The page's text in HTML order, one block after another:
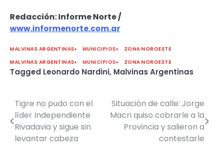
Redacción: Informe Norte /
www.informenorte.com.ar
MALVINAS ARGENTINAS MUNICIPIOS
ZONA NOROESTE
MALVINAS ARGENTINAS
MUNICIPIOS ZONA NOROESTE
Tagged Leonardo Nardini, Malvinas Argentinas
Navegación
de
entradas
Tigre no pudo con el
líder Independiente
Rivadavia y sigue sin
levantar cabeza
Situación de calle: Jorge
Macri quiso cobrarle a la
Provincia y salieron a
contestarle